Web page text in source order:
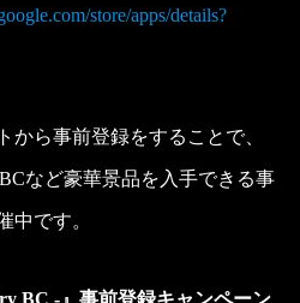
store/apps/details?
から事前登録をすることで、
など豪華景品を入手できる事
中です。